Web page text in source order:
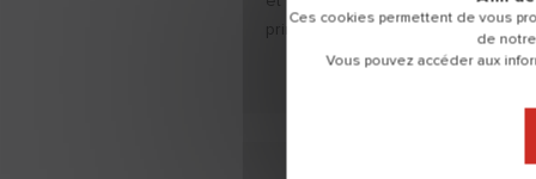
principales différences existante...
Ces cookies permettent de vous
de
Vous pouvez accéder aux